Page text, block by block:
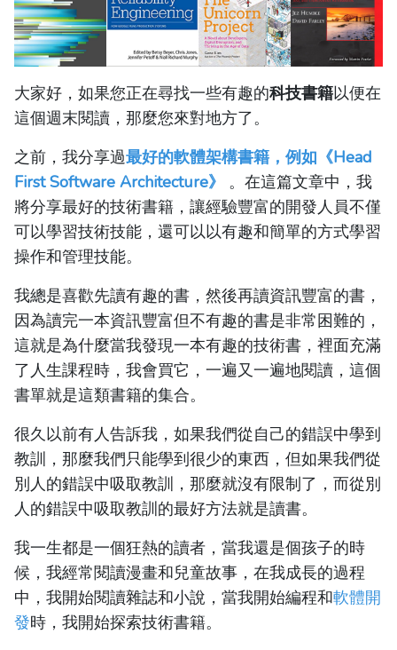
大家好，如果您正在尋找一些有趣的科技書籍以便在
這個週末閱讀，那麼您來對地方了。
之前，我分享過最好的軟體架構書籍，例如《Head
First Software Architecture》
。在這篇文章中，我
將分享最好的技術書籍，讓經驗豐富的開發人員不僅
可以學習技術技能，還可以以有趣和簡單的方式學習
操作和管理技能。
我總是喜歡先讀有趣的書，然後再讀資訊豐富的書，
因為讀完一本資訊豐富但不有趣的書是非常困難的，
這就是為什麼當我發現一本有趣的技術書，裡面充滿
了人生課程時，我會買它，一遍又一遍地閱讀，這個
書單就是這類書籍的集合。
很久以前有人告訴我，如果我們從自己的錯誤中學到
教訓，那麼我們只能學到很少的東西，但如果我們從
別人的錯誤中吸取教訓，那麼就沒有限制了，而從別
人的錯誤中吸取教訓的最好方法就是讀書。
我一生都是一個狂熱的讀者，當我還是個孩子的時
候，我經常閱讀漫畫和兒童故事，在我成長的過程
中，我開始閱讀雜誌和小說，當我開始編程和軟體開
發時，我開始探索技術書籍。